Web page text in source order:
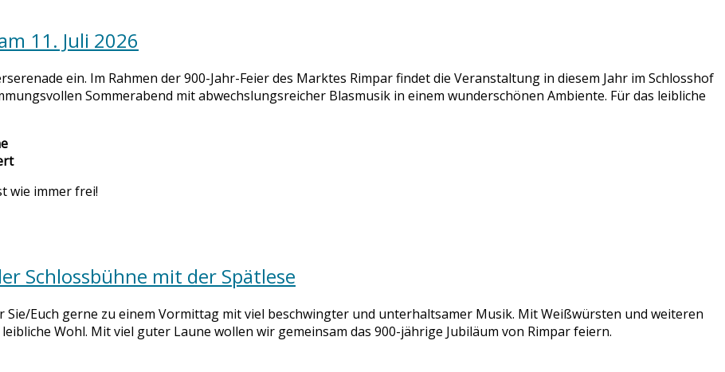
11. Juli 2026
ein. Im Rahmen der 900-Jahr-Feier des Marktes Rimpar findet die Veranstaltung in diesem Jahr im Schlosshof
Sommerabend mit abwechslungsreicher Blasmusik in einem wunderschönen Ambiente. Für das leibliche
wie immer frei!
Schlossbühne mit der Spätlese
Euch gerne zu einem Vormittag mit viel beschwingter und unterhaltsamer Musik. Mit Weißwürsten und weiteren
Wohl. Mit viel guter Laune wollen wir gemeinsam das 900-jährige Jubiläum von Rimpar feiern.